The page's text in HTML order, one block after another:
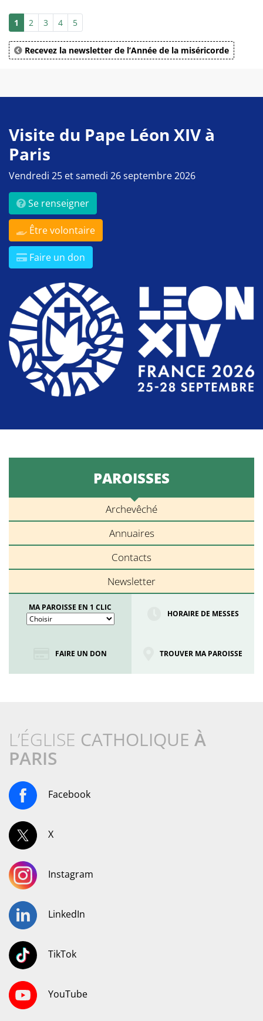
1 2 3 4 5
Recevez la newsletter de l’Année de la miséricorde
Visite du Pape Léon XIV à
Paris
Vendredi 25 et samedi 26 septembre 2026
Se renseigner
Être volontaire
Faire un don
PAROISSES
Archevêché
Annuaires
Contacts
Newsletter
MA PAROISSE EN 1 CLIC
HORAIRE DE MESSES
FAIRE UN DON TROUVER MA PAROISSE
L’ÉGLISE CATHOLIQUE À
PARIS
Facebook
X
Instagram
LinkedIn
TikTok
YouTube